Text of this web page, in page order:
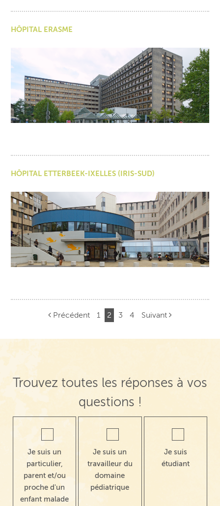
HÔPITAL ERASME
HÔPITAL ETTERBEEK-IXELLES (IRIS-SUD)
Navigation de post
Précédent 1 2 3 4 Suivant
Trouvez toutes les réponses à vos
questions !
Je suis un
particulier,
parent et/ou
proche d'un
enfant malade
Je suis un
travailleur du
domaine
pédiatrique
Je suis
étudiant